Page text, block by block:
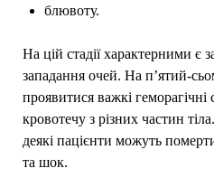
блювоту.
На цій стадії характерними є
западання очей. На п’ятий-
проявитися важкі
кровотечу з різних частин
деякі пацієнти можуть
та шок.